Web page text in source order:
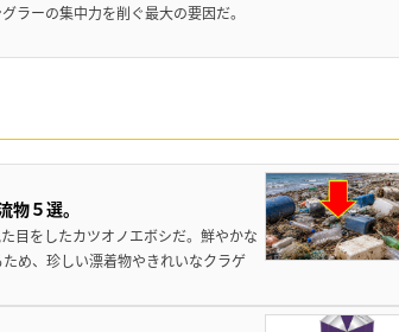
ラーの集中力を削ぐ最大の要因だ。
５選。
目をしたカツオノエボシだ。鮮やかな
め、珍しい漂着物やきれいなクラゲ